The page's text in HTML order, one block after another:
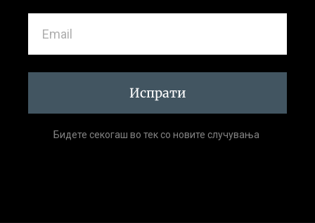
Испрати
Бидете секогаш во тек со новите случувања